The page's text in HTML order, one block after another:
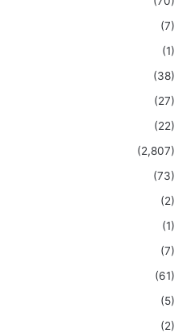
(7)
(1)
(38)
(27)
(22)
(2,807)
(73)
(2)
(1)
(7)
(61)
(5)
(2)